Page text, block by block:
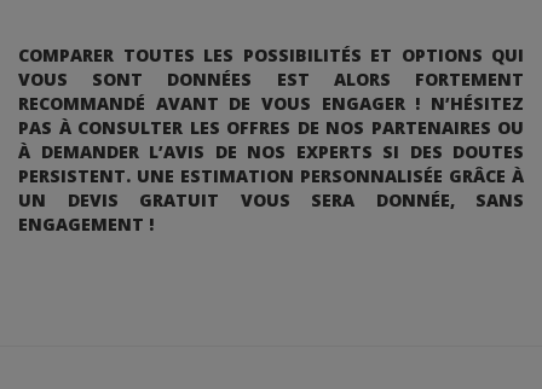
COMPARER TOUTES LES POSSIBILITÉS ET OPTIONS QUI
VOUS SONT DONNÉES EST ALORS FORTEMENT
RECOMMANDÉ AVANT DE VOUS ENGAGER ! N’HÉSITEZ
PAS À CONSULTER LES OFFRES DE NOS PARTENAIRES OU
À DEMANDER L’AVIS DE NOS EXPERTS SI DES DOUTES
PERSISTENT. UNE ESTIMATION PERSONNALISÉE GRÂCE À
UN DEVIS GRATUIT VOUS SERA DONNÉE, SANS
ENGAGEMENT !